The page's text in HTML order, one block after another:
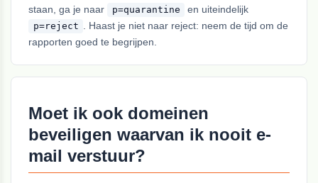
staan, ga je naar
p=quarantine en uiteindelijk
p=reject
. Haast je niet naar reject: neem de tijd om de
rapporten goed te begrijpen.
Moet ik ook domeinen
beveiligen waarvan ik nooit e-
mail verstuur?